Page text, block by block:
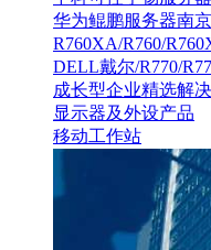
华为鲲鹏服务器南
R760XA/R760/
DELL戴尔/R770/
成长型企业精选解
显示器及外设产品
移动工作站